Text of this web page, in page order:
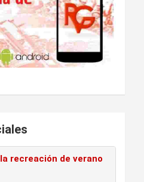
recreación de verano